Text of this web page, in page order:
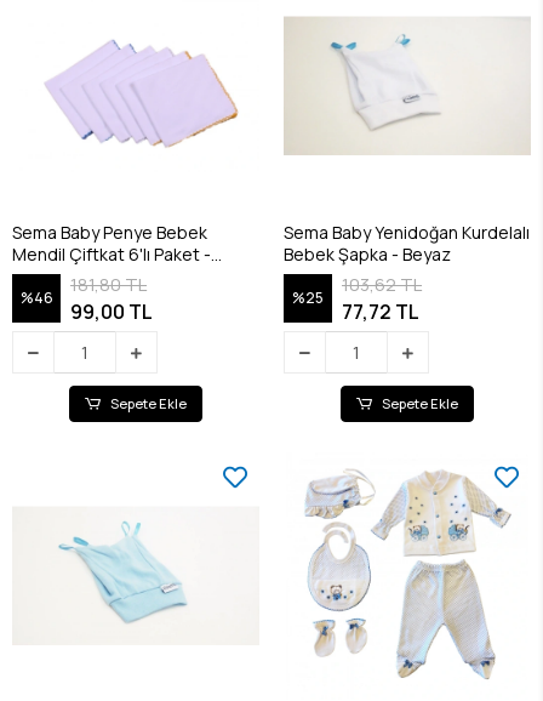
Sema Baby Penye Bebek
Mendil Çiftkat 6'lı Paket -
RENKLİ
%46
181,80 TL
99,00 TL
Sepete Ekle
Sema Baby Yenidoğan Kurdelalı
Bebek Şapka - Beyaz
%25
103,62 TL
77,72 TL
Sepete Ekle